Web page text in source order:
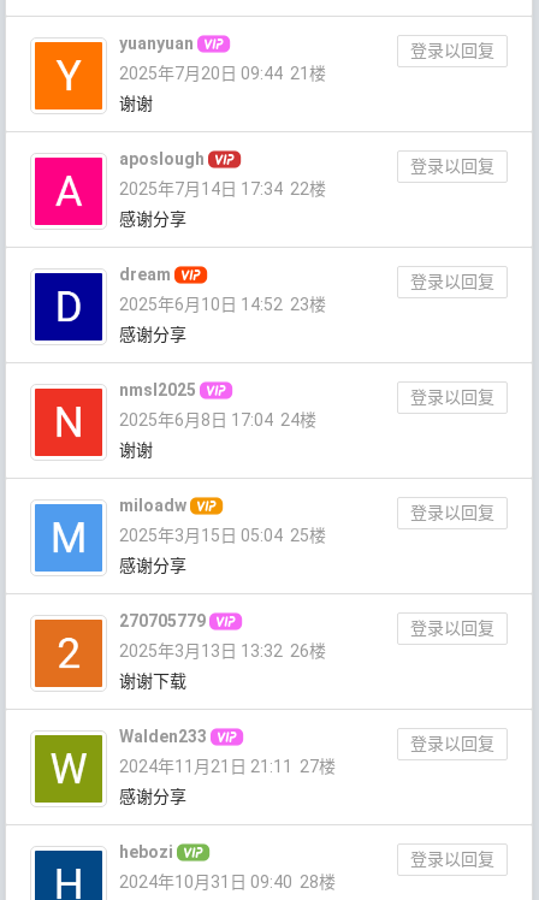
yuanyuan
登录以回复
2025年7月20日 09:44 21楼
谢谢
aposlough
登录以回复
2025年7月14日 17:34 22楼
感谢分享
dream
登录以回复
2025年6月10日 14:52 23楼
感谢分享
nmsl2025
登录以回复
2025年6月8日 17:04 24楼
谢谢
miloadw
登录以回复
2025年3月15日 05:04 25楼
感谢分享
270705779
登录以回复
2025年3月13日 13:32 26楼
谢谢下载
Walden233
登录以回复
2024年11月21日 21:11
27楼
感谢分享
hebozi
登录以回复
2024年10月31日 09:40 28楼